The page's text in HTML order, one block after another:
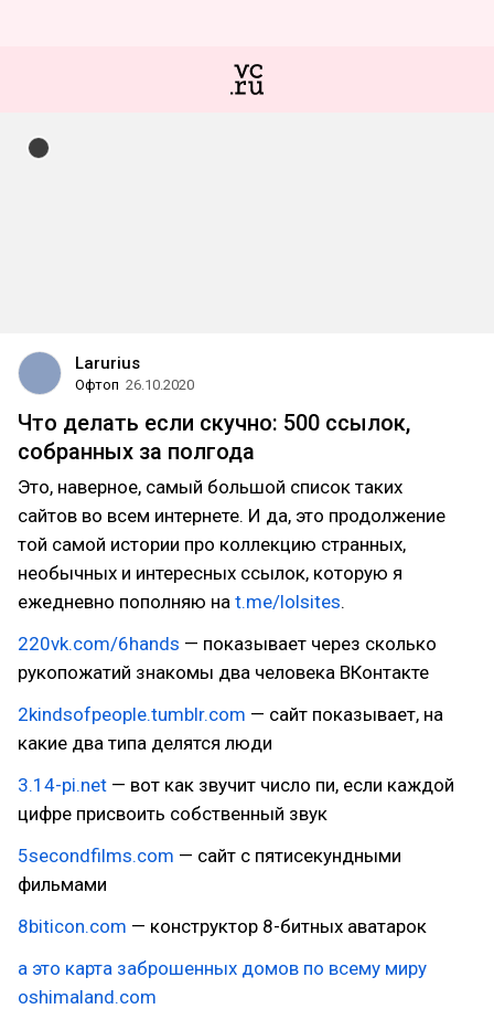
Larurius
Офтоп 26.10.2020
Что делать если скучно: 500 ссылок,
собранных за полгода
Это, наверное, самый большой список таких
сайтов во всем интернете. И да, это продолжение
той самой истории про коллекцию странных,
необычных и интересных ссылок, которую я
ежедневно пополняю на t.me/lolsites.
220vk.com/6hands — показывает через сколько
рукопожатий знакомы два человека ВКонтакте
2kindsofpeople.tumblr.com — сайт показывает, на
какие два типа делятся люди
3.14-pi.net — вот как звучит число пи, если каждой
цифре присвоить собственный звук
5secondfilms.com — сайт с пятисекундными
фильмами
8biticon.com — конструктор 8-битных аватарок
а это карта заброшенных домов по всему миру
oshimaland.com